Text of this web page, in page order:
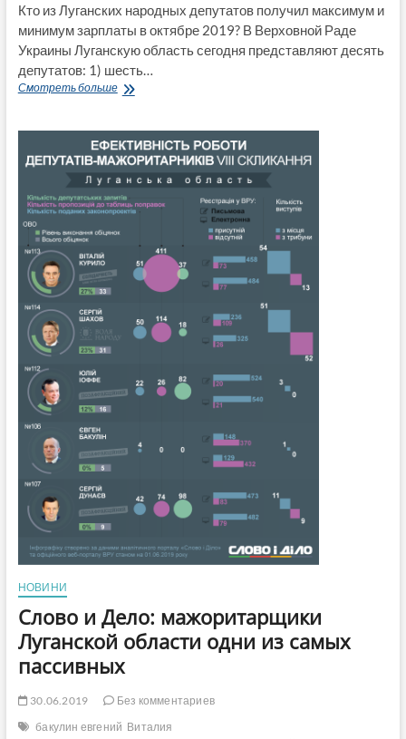
Кто из Луганских народных депутатов получил максимум и
минимум зарплаты в октябре 2019? В Верховной Раде
Украины Луганскую область сегодня представляют десять
депутатов: 1) шесть…
Смотреть большеЗарплаты
представляющих
Луганскую
область
в
октябре
2019
НОВИНИ
Слово и Дело: мажоритарщики
Луганской области одни из самых
пассивных
30.06.2019
Без комментариев
бакулин евгений Виталия